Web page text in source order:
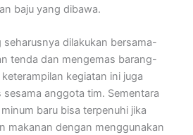
baju yang dibawa.
dilakukan bersama-
tenda dan mengemas barang-
kegiatan ini juga
anggota tim. Sementara
baru bisa terpenuhi jika
makanan dengan menggunakan